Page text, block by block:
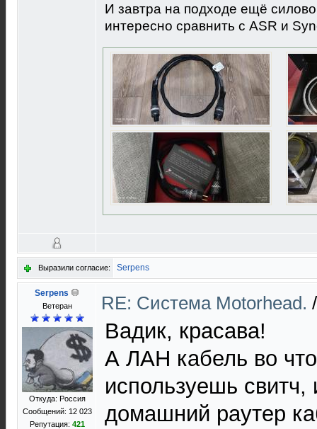
И завтра на подходе ещё
интересно сравнить с ASR и
Выразили согласие: Serpens
Serpens
Ветеран
Откуда: Россия
Сообщений: 12 023
Репутация: 421
RE: Cистема Motorhead.
Вадик, красава!
А ЛАН кабель во
используешь
домашний раутер